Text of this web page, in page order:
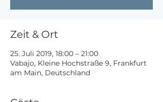
Zeit & Ort
25. Juli 2019, 18:00 – 21:00
Vabajo, Kleine Hochstraße 9, Frankfurt
am Main, Deutschland